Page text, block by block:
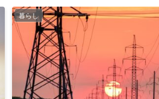
暮らし